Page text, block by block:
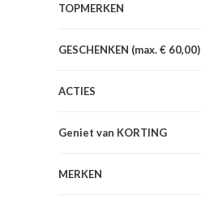
TOPMERKEN
GESCHENKEN (max. € 60,00)
ACTIES
Geniet van KORTING
MERKEN